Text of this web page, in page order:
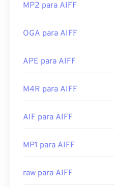
MP2 para AIFF
OGA para AIFF
APE para AIFF
M4R para AIFF
AIF para AIFF
MP1 para AIFF
raw para AIFF